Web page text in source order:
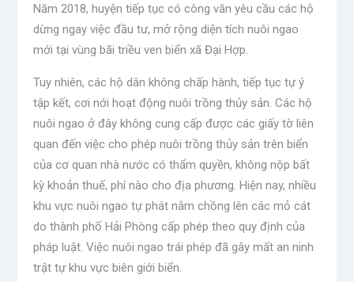
Năm 2018, huyện tiếp tục có công văn yêu cầu các hộ
dừng ngay việc đầu tư, mở rộng diện tích nuôi ngao
mới tại vùng bãi triều ven biển xã Đại Hợp.
Tuy nhiên, các hộ dân không chấp hành, tiếp tục tự ý
tập kết, cơi nới hoạt động nuôi trồng thủy sản. Các hộ
nuôi ngao ở đây không cung cấp được các giấy tờ liên
quan đến việc cho phép nuôi trồng thủy sản trên biển
của cơ quan nhà nước có thẩm quyền, không nộp bất
kỳ khoản thuế, phí nào cho địa phương. Hiện nay, nhiều
khu vực nuôi ngao tự phát nằm chồng lên các mỏ cát
do thành phố Hải Phòng cấp phép theo quy định của
pháp luật. Việc nuôi ngao trái phép đã gây mất an ninh
trật tự khu vực biên giới biển.